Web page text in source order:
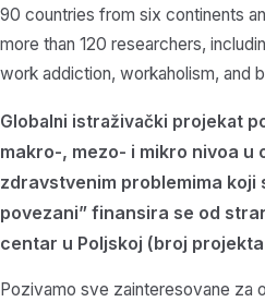
90 countries from six continents
more than 120 researchers,
work addiction, workaholism, and
Globalni istraživački projekat
makro-, mezo- i mikro nivoa u
zdravstvenim problemima koji
povezani” finansira se od
centar u Poljskoj (broj projekta
Pozivamo sve zainteresovane za